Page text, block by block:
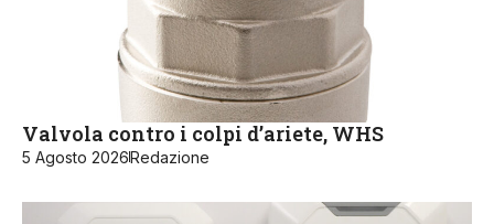
Valvola contro i colpi d’ariete, WHS
5 Agosto 2026Redazione